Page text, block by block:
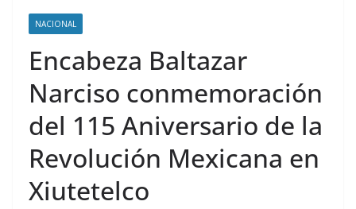
NACIONAL
Encabeza Baltazar
Narciso conmemoración
del 115 Aniversario de la
Revolución Mexicana en
Xiutetelco